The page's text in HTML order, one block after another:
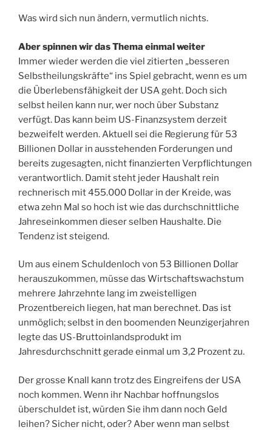
Was wird sich nun ändern, vermutlich nichts.
Aber spinnen wir das Thema einmal weiter
Immer wieder werden die viel zitierten „besseren
Selbstheilungskräfte“ ins Spiel gebracht, wenn es um
die Überlebensfähigkeit der USA geht. Doch sich
selbst heilen kann nur, wer noch über Substanz
verfügt. Das kann beim US-Finanzsystem derzeit
bezweifelt werden. Aktuell sei die Regierung für 53
Billionen Dollar in ausstehenden Forderungen und
bereits zugesagten, nicht finanzierten Verpflichtungen
verantwortlich. Damit steht jeder Haushalt rein
rechnerisch mit 455.000 Dollar in der Kreide, was
etwa zehn Mal so hoch ist wie das durchschnittliche
Jahreseinkommen dieser selben Haushalte. Die
Tendenz ist steigend.
Um aus einem Schuldenloch von 53 Billionen Dollar
herauszukommen, müsse das Wirtschaftswachstum
mehrere Jahrzehnte lang im zweistelligen
Prozentbereich liegen, hat man berechnet. Das ist
unmöglich; selbst in den boomenden Neunzigerjahren
legte das US-Bruttoinlandsprodukt im
Jahresdurchschnitt gerade einmal um 3,2 Prozent zu.
Der grosse Knall kann trotz des Eingreifens der USA
noch kommen. Wenn ihr Nachbar hoffnungslos
überschuldet ist, würden Sie ihm dann noch Geld
leihen? Sicher nicht, oder? Aber wenn man selbst